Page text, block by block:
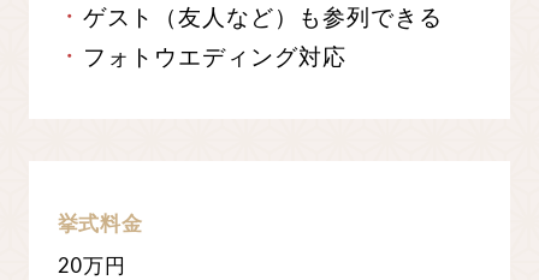
ゲスト（友人など）も参列できる
フォトウエディング対応
挙式料金
20万円